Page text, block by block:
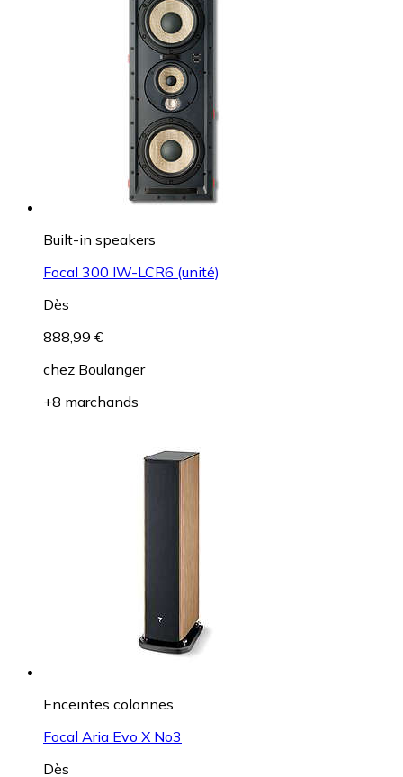
Built-in speakers
Focal 300 IW-LCR6 (unité)
Dès
888,99 €
chez Boulanger
+8 marchands
Enceintes colonnes
Focal Aria Evo X No3
Dès